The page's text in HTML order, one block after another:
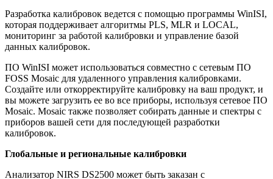
Разработка калибровок ведется с помощью программы WinISI,
которая поддерживает алгоритмы PLS, MLR и LOCAL,
мониторинг за работой калибровки и управление базой
данных калибровок.
ПО WinISI может использоваться совместно с сетевым ПО
FOSS Mosaic для удаленного управления калибровками.
Создайте или откорректируйте калибровку на ваш продукт, и
вы можете загрузить ее во все приборы, используя сетевое ПО
Mosaic. Mosaic также позволяет собирать данные и спектры с
приборов вашей сети для последующей разработки
калибровок.
Глобальные и региональные калибровки
Анализатор NIRS DS2500 может быть заказан с